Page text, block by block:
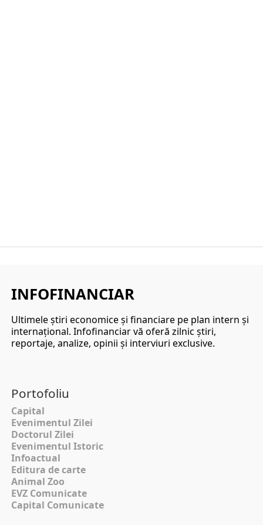
INFOFINANCIAR
Ultimele ştiri economice şi financiare pe plan intern şi
internaţional. Infofinanciar vă oferă zilnic ştiri,
reportaje, analize, opinii şi interviuri exclusive.
Portofoliu
Capital
Evenimentul Zilei
Doctorul Zilei
Evenimentul Istoric
Infoactual
Editura de carte
Animal Zoo
EVZ Comunicate
Capital Comunicate